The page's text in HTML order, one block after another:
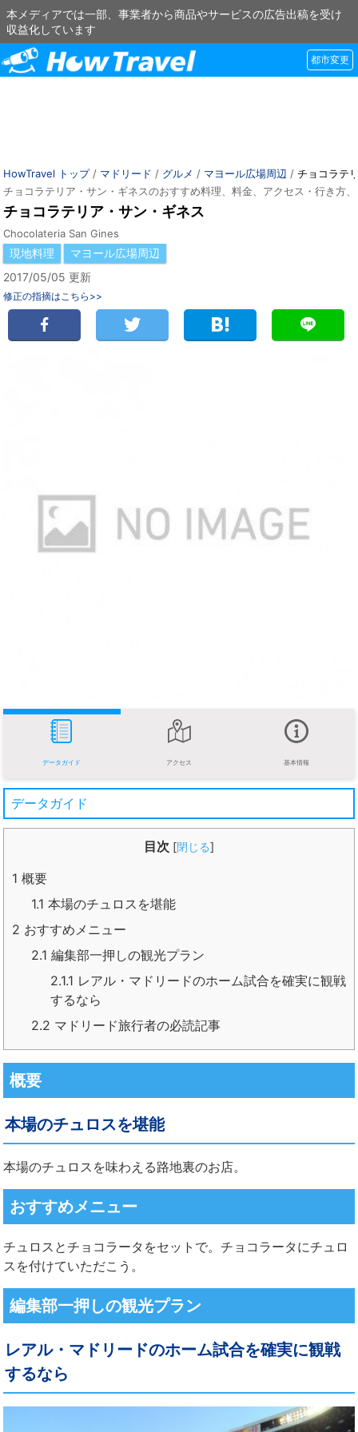
本メディアでは一部、事業者から商品やサービスの広告出稿を受け
収益化しています
都市変更
HowTravel トップ/ マドリード / グルメ / マヨール広場周辺 / チョコラテ
チョコラテリア・サン・ギネスのおすすめ料理、料金、アクセス・行き方
チョコラテリア・サン・ギネス
Chocolateria San Gines
現地料理
マヨール広場周辺
2017/05/05 更新
修正の指摘はこちら>>
データガイド アクセス 基本情報
データガイド
目次 [閉じる]
1 概要
1.1 本場のチュロスを堪能
2 おすすめメニュー
2.1 編集部一押しの観光プラン
2.1.1 レアル・マドリードのホーム試合を確実に観戦
するなら
2.2 マドリード旅行者の必読記事
概要
本場のチュロスを堪能
本場のチュロスを味わえる路地裏のお店。
おすすめメニュー
チュロスとチョコラータをセットで。チョコラータにチュロ
スを付けていただこう。
編集部一押しの観光プラン
レアル・マドリードのホーム試合を確実に観戦
するなら